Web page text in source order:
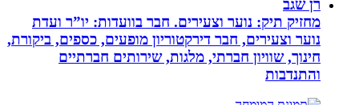
רן שגב
מחזיק תיק: נוער וצעירים. חבר בוועדות: יו”ר ועדת
נוער וצעירים, חבר דירקטוריון מופעים, כספים, ביקורת,
חינוך, שוויון חברתי, מלגות, שירותים חברתיים
והתנדבות